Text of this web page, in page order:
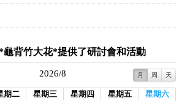
龜背竹大花*提供了研討會和活動
月 周 天
2026/8
期二 星期三 星期四 星期五
星期六